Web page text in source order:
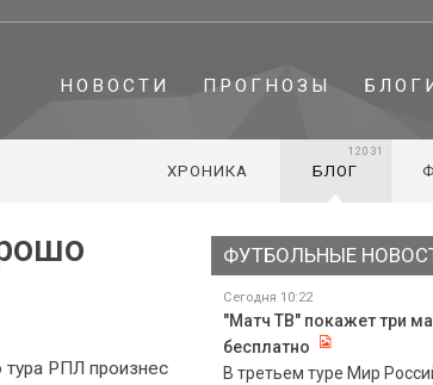
НОВОСТИ ПРОГНОЗЫ
ХРОНИКА БЛОГ
12031
РПЛ произнес
ФУТБОЛЬНЫЕ
Сегодня 10:22
"Матч ТВ" покажет три
бесплатно
В третьем туре Мир